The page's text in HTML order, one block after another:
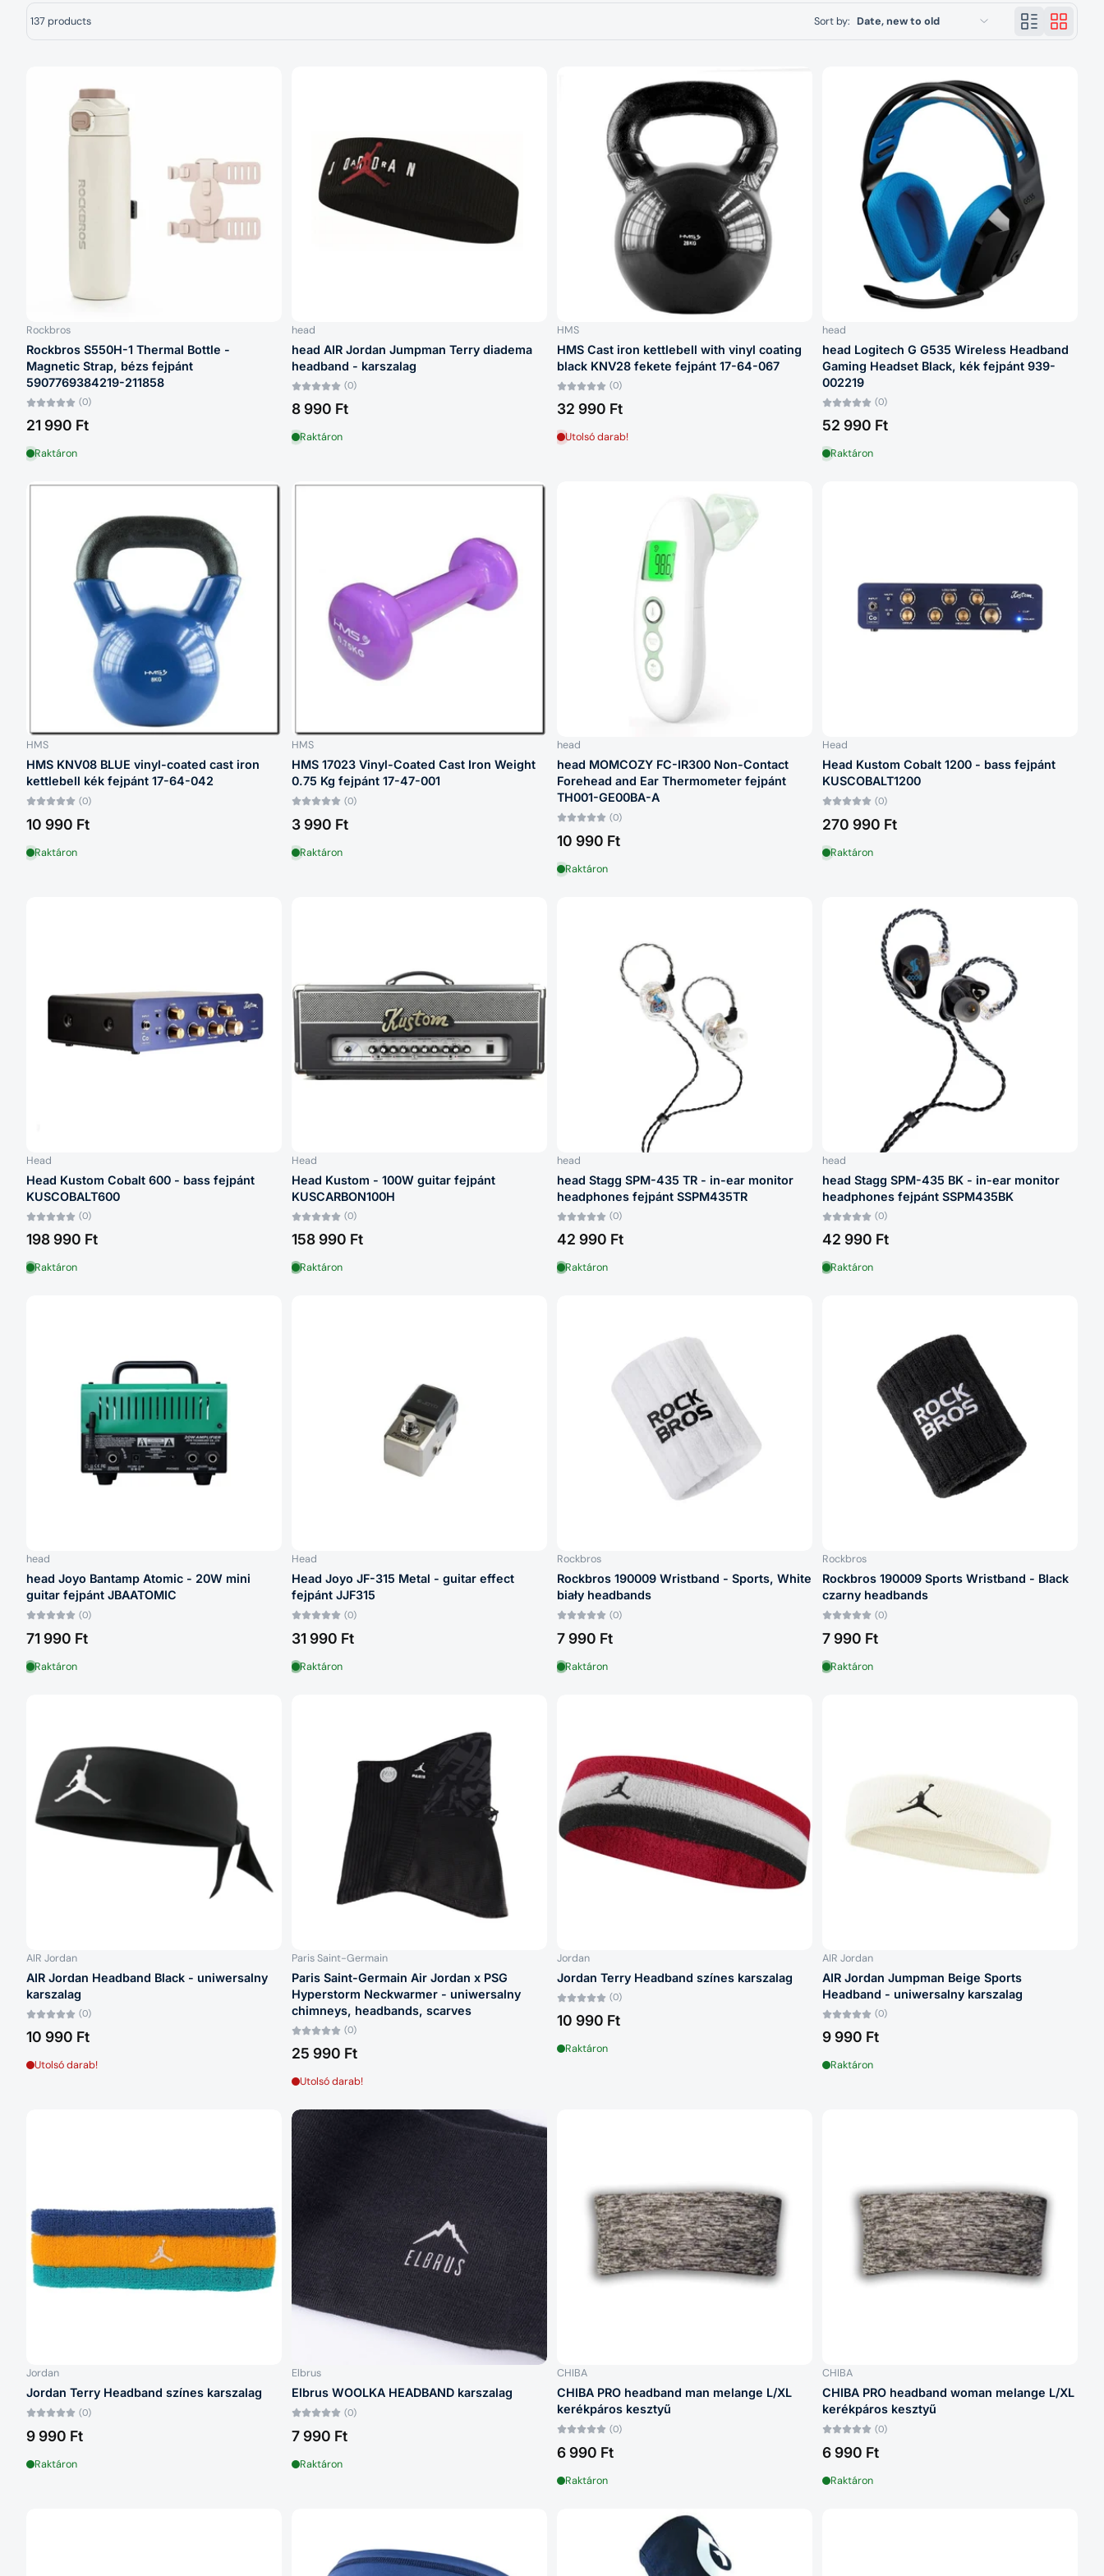
137 products Sort by: Date, new to old
Most relevant
Best selling
Alphabetically, A-Z
Alphabetically, Z-A
Price, low to high
Price, high to low
Date, old to new
Rockbros
Rockbros S550H-1 Thermal Bottle -
Magnetic Strap, bézs fejpánt
5907769384219-211858
(0)
21 990 Ft
Raktáron
head
head AIR Jordan Jumpman Terry diadema
headband - karszalag
(0)
8 990 Ft
Raktáron
HMS
HMS Cast iron kettlebell with vinyl coating
black KNV28 fekete fejpánt 17-64-067
(0)
32 990 Ft
Utolsó darab!
head
head Logitech G G535 Wireless Headband
Gaming Headset Black, kék fejpánt 939-
002219
(0)
52 990 Ft
Raktáron
HMS
HMS KNV08 BLUE vinyl-coated cast iron
kettlebell kék fejpánt 17-64-042
(0)
10 990 Ft
Raktáron
HMS
HMS 17023 Vinyl-Coated Cast Iron Weight
0.75 Kg fejpánt 17-47-001
(0)
3 990 Ft
Raktáron
head
head MOMCOZY FC-IR300 Non-Contact
Forehead and Ear Thermometer fejpánt
TH001-GE00BA-A
(0)
10 990 Ft
Raktáron
Head
Head Kustom Cobalt 1200 - bass fejpánt
KUSCOBALT1200
(0)
270 990 Ft
Raktáron
Head
Head Kustom Cobalt 600 - bass fejpánt
KUSCOBALT600
(0)
198 990 Ft
Raktáron
Head
Head Kustom - 100W guitar fejpánt
KUSCARBON100H
(0)
158 990 Ft
Raktáron
head
head Stagg SPM-435 TR - in-ear monitor
headphones fejpánt SSPM435TR
(0)
42 990 Ft
Raktáron
head
head Stagg SPM-435 BK - in-ear monitor
headphones fejpánt SSPM435BK
(0)
42 990 Ft
Raktáron
head
head Joyo Bantamp Atomic - 20W mini
guitar fejpánt JBAATOMIC
(0)
71 990 Ft
Raktáron
Head
Head Joyo JF-315 Metal - guitar effect
fejpánt JJF315
(0)
31 990 Ft
Raktáron
Rockbros
Rockbros 190009 Wristband - Sports, White
biały headbands
(0)
7 990 Ft
Raktáron
Rockbros
Rockbros 190009 Sports Wristband - Black
czarny headbands
(0)
7 990 Ft
Raktáron
AIR Jordan
AIR Jordan Headband Black - uniwersalny
karszalag
(0)
10 990 Ft
Utolsó darab!
Paris Saint-Germain
Paris Saint-Germain Air Jordan x PSG
Hyperstorm Neckwarmer - uniwersalny
chimneys, headbands, scarves
(0)
25 990 Ft
Utolsó darab!
Jordan
Jordan Terry Headband színes karszalag
(0)
10 990 Ft
Raktáron
AIR Jordan
AIR Jordan Jumpman Beige Sports
Headband - uniwersalny karszalag
(0)
9 990 Ft
Raktáron
Jordan
Jordan Terry Headband színes karszalag
(0)
9 990 Ft
Raktáron
Elbrus
Elbrus WOOLKA HEADBAND karszalag
(0)
7 990 Ft
Raktáron
CHIBA
CHIBA PRO headband man melange L/XL
kerékpáros kesztyű
(0)
6 990 Ft
Raktáron
CHIBA
CHIBA PRO headband woman melange L/XL
kerékpáros kesztyű
(0)
6 990 Ft
Raktáron